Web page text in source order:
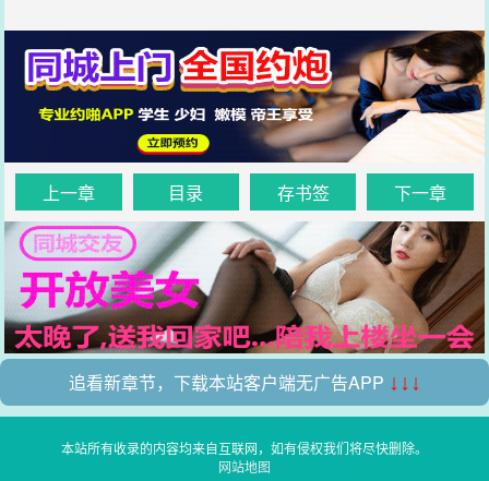
上一章 目录 存书签 下一章
追看新章节，下载本站客户端无广告APP ↓↓↓
本站所有收录的内容均来自互联网，如有侵权我们将尽快删除。
网站地图